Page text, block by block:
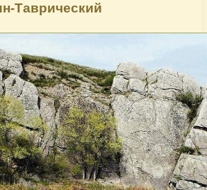
Таврический